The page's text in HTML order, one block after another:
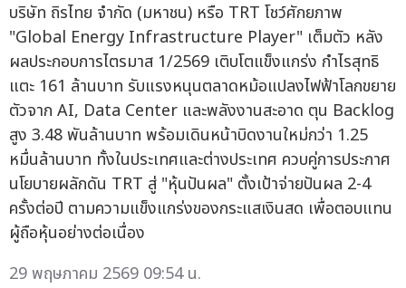
บริษัท ถิรไทย จำกัด (มหาชน) หรือ TRT โชว์ศักยภาพ
"Global Energy Infrastructure Player" เต็มตัว หลัง
ผลประกอบการไตรมาส 1/2569 เติบโตแข็งแกร่ง กำไรสุทธิ
แตะ 161 ล้านบาท รับแรงหนุนตลาดหม้อแปลงไฟฟ้าโลกขยาย
ตัวจาก AI, Data Center และพลังงานสะอาด ตุน Backlog
สูง 3.48 พันล้านบาท พร้อมเดินหน้าบิดงานใหม่กว่า 1.25
หมื่นล้านบาท ทั้งในประเทศและต่างประเทศ ควบคู่การประกาศ
นโยบายผลักดัน TRT สู่ "หุ้นปันผล" ตั้งเป้าจ่ายปันผล 2-4
ครั้งต่อปี ตามความแข็งแกร่งของกระแสเงินสด เพื่อตอบแทน
ผู้ถือหุ้นอย่างต่อเนื่อง
29 พฤษภาคม 2569 09:54 น.